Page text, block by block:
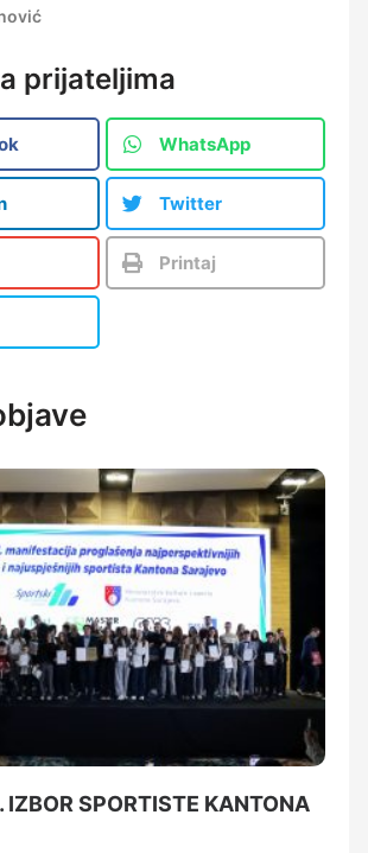
prijateljima
WhatsApp
Twitter
Printaj
IZBOR SPORTISTE KANTONA